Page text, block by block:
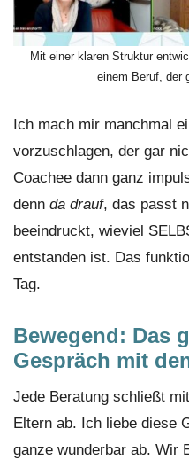
Mit einer klaren Struktur
einem Beruf, der
Ich mach mir manchmal
vorzuschlagen, der gar
Coachee dann ganz
denn da drauf, das passt
beeindruckt, wieviel
entstanden ist. Das
Tag.
Bewegend: Das
Gespräch mit
Jede Beratung schließt
Eltern ab. Ich liebe diese
ganze wunderbar ab. Wir